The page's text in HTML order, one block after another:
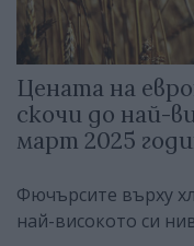
Цената на
скочи до най-
март 2025
Фючърсите върху
най-високото си